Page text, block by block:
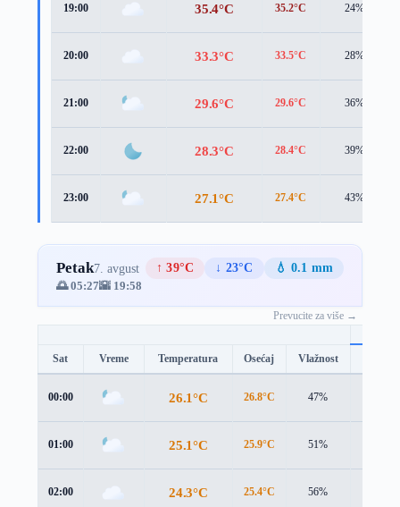
19:00 35.4°C 35.2°C 24%
20:00 33.3°C 33.5°C 28%
21:00 29.6°C 29.6°C 36%
22:00 28.3°C 28.4°C 39%
23:00 27.1°C 27.4°C 43%
Petak7. avgust ↑ 39°C ↓ 23°C
💧 0.1 mm
🌅 05:27🌇 19:58
Prevucite za više →
Sat Vreme Temperatura Osećaj Vlažnost
00:00 26.1°C 26.8°C 47%
01:00 25.1°C 25.9°C 51%
02:00 24.3°C 25.4°C 56%